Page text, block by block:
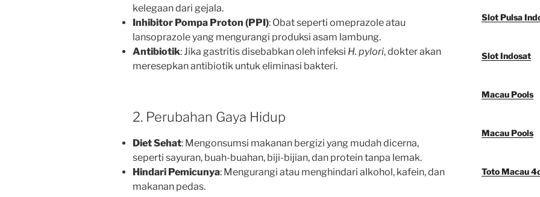
kelegaan dari gejala.
Inhibitor Pompa Proton (PPI): Obat seperti omeprazole atau
lansoprazole yang mengurangi produksi asam lambung.
Antibiotik: Jika gastritis disebabkan oleh infeksi H. pylori, dokter akan
meresepkan antibiotik untuk eliminasi bakteri.
2. Perubahan Gaya Hidup
Diet Sehat: Mengonsumsi makanan bergizi yang mudah dicerna,
seperti sayuran, buah-buahan, biji-bijian, dan protein tanpa lemak.
Hindari Pemicunya: Mengurangi atau menghindari alkohol, kafein, dan
makanan pedas.
Slot Pulsa
Slot Indosat
Macau Pools
Macau Pools
Toto Macau